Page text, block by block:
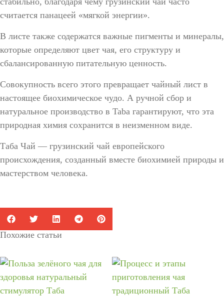
считается панацеей «мягкой энергии».
В листе также содержатся важные пигменты и минералы,
которые определяют цвет чая, его структуру и
сбалансированную питательную ценность.
Совокупность всего этого превращает чайный лист в
настоящее биохимическое чудо. А ручной сбор и
натуральное производство в Taba гарантируют, что эта
природная химия сохранится в неизменном виде.
Таба Чай — грузинский чай европейского
происхождения, созданный вместе биохимией природы и
мастерством человека.
Похожие статьи